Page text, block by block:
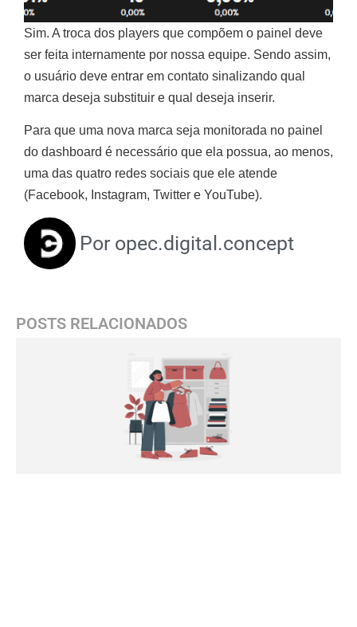
Sim. A troca dos players que compõem o painel deve
ser feita internamente por nossa equipe. Sendo assim,
o usuário deve entrar em contato sinalizando qual
marca deseja substituir e qual deseja inserir.
Para que uma nova marca seja monitorada no painel
do dashboard é necessário que ela possua, ao menos,
uma das quatro redes sociais que ele atende
(Facebook, Instagram, Twitter e YouTube).
Por opec.digital.concept
POSTS RELACIONADOS